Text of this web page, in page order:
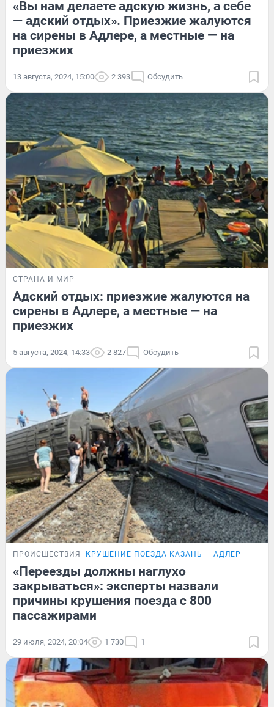
«Вы нам делаете адскую жизнь, а себе
— адский отдых». Приезжие жалуются
на сирены в Адлере, а местные — на
приезжих
13 августа, 2024, 15:00 2 393 Обсудить
СТРАНА И МИР
Адский отдых: приезжие жалуются на
сирены в Адлере, а местные — на
приезжих
5 августа, 2024, 14:33 2 827 Обсудить
ПРОИСШЕСТВИЯ КРУШЕНИЕ ПОЕЗДА КАЗАНЬ — АДЛЕР
«Переезды должны наглухо
закрываться»: эксперты назвали
причины крушения поезда с 800
пассажирами
29 июля, 2024, 20:04 1 730 1